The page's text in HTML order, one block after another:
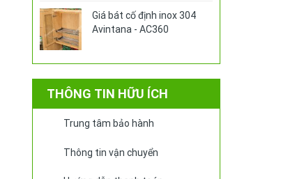
Giá bát cố định inox 304
Avintana - AC360
THÔNG TIN HỮU ÍCH
Trung tâm bảo hành
Thông tin vận chuyển